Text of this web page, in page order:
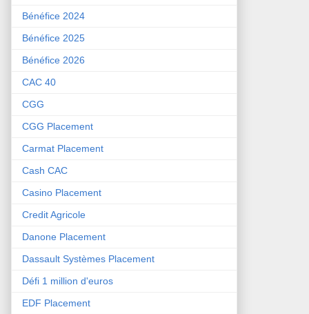
Bénéfice 2024
Bénéfice 2025
Bénéfice 2026
CAC 40
CGG
CGG Placement
Carmat Placement
Cash CAC
Casino Placement
Credit Agricole
Danone Placement
Dassault Systèmes Placement
Défi 1 million d'euros
EDF Placement